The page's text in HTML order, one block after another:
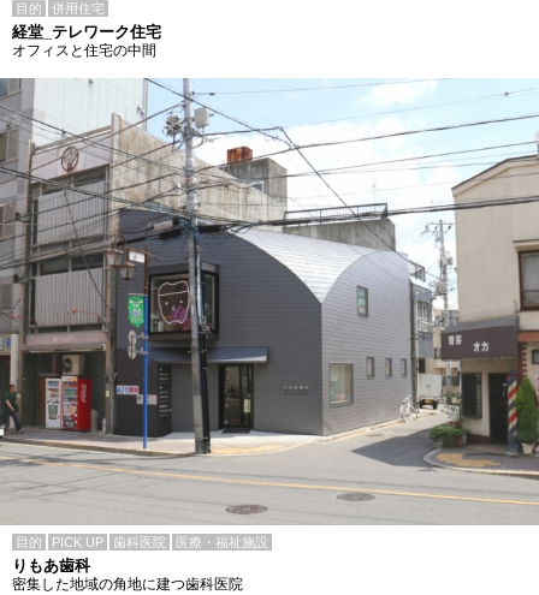
目的 併用住宅
経堂_テレワーク住宅
オフィスと住宅の中間
目的 PICK UP 歯科医院 医療・福祉施設
りもあ歯科
密集した地域の角地に建つ歯科医院